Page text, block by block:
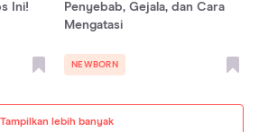
Tampilkan lebih banyak
Ini!
Penyebab, Gejala, dan Cara
Mengatasi
NEWBORN